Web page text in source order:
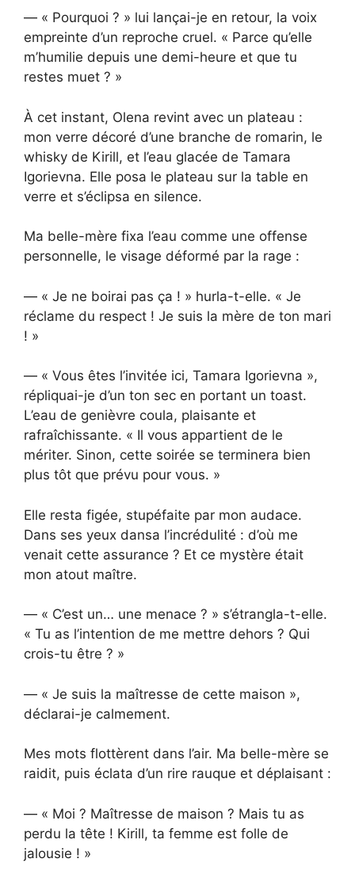
— « Pourquoi ? » lui lançai-je en retour, la voix
empreinte d’un reproche cruel. « Parce qu’elle
m’humilie depuis une demi-heure et que tu
restes muet ? »
À cet instant, Olena revint avec un plateau :
mon verre décoré d’une branche de romarin, le
whisky de Kirill, et l’eau glacée de Tamara
Igorievna. Elle posa le plateau sur la table en
verre et s’éclipsa en silence.
Ma belle-mère fixa l’eau comme une offense
personnelle, le visage déformé par la rage :
— « Je ne boirai pas ça ! » hurla-t-elle. « Je
réclame du respect ! Je suis la mère de ton mari
! »
— « Vous êtes l’invitée ici, Tamara Igorievna »,
répliquai-je d’un ton sec en portant un toast.
L’eau de genièvre coula, plaisante et
rafraîchissante. « Il vous appartient de le
mériter. Sinon, cette soirée se terminera bien
plus tôt que prévu pour vous. »
Elle resta figée, stupéfaite par mon audace.
Dans ses yeux dansa l’incrédulité : d’où me
venait cette assurance ? Et ce mystère était
mon atout maître.
— « C’est un… une menace ? » s’étrangla-t-elle.
« Tu as l’intention de me mettre dehors ? Qui
crois-tu être ? »
— « Je suis la maîtresse de cette maison »,
déclarai-je calmement.
Mes mots flottèrent dans l’air. Ma belle-mère se
raidit, puis éclata d’un rire rauque et déplaisant :
— « Moi ? Maîtresse de maison ? Mais tu as
perdu la tête ! Kirill, ta femme est folle de
jalousie ! »